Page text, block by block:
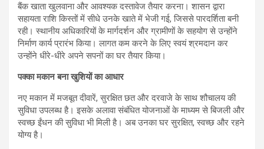
बैंक खाता खुलवाना और आवश्यक दस्तावेज तैयार करना। शासन द्वारा
सहायता राशि किस्तों में सीधे उनके खाते में भेजी गई, जिससे पारदर्शिता बनी
रही। स्थानीय अधिकारियों के मार्गदर्शन और ग्रामीणों के सहयोग से उन्होंने
निर्माण कार्य प्रारंभ किया। लागत कम करने के लिए स्वयं श्रमदान कर
उन्होंने धीरे-धीरे अपने सपनों का घर तैयार किया।
पक्का मकान बना खुशियों का आधार
नए मकान में मजबूत दीवारें, सुरक्षित छत और दरवाजे के साथ शौचालय की
सुविधा उपलब्ध है। इसके अलावा संबंधित योजनाओं के माध्यम से बिजली और
स्वच्छ ईंधन की सुविधा भी मिली है। अब उनका घर सुरक्षित, स्वच्छ और रहने
योग्य है।